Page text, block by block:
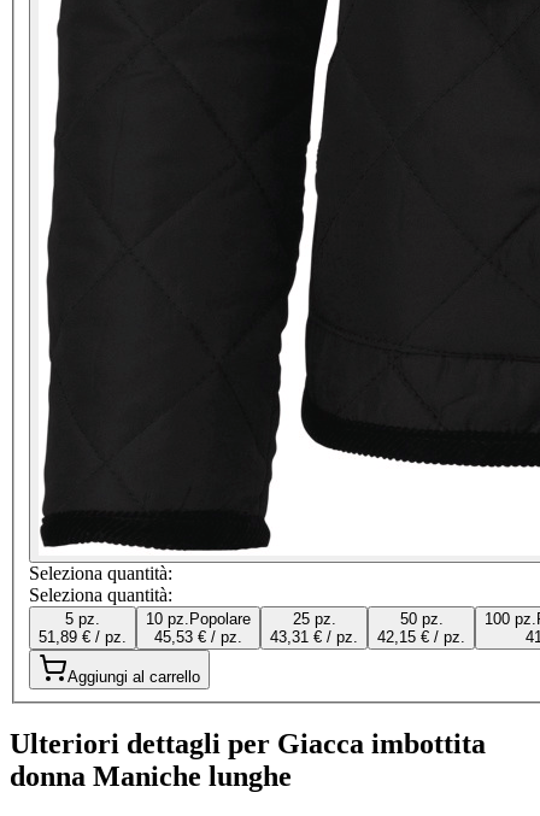
Seleziona quantità:
Seleziona quantità:
5 pz.
51,89 € / pz.
10 pz. Popolare
45,53 € / pz.
25 pz.
43,31 € / pz.
50 pz.
42,15 € / pz.
100 pz.
Aggiungi al carrello
Ulteriori dettagli per Giacca imbottita
donna Maniche lunghe